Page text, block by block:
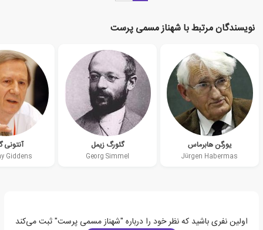
نویسندگان مرتبط با شهناز مسمی پرست
یورگن هابرماس
Jürgen Habermas
گئورگ زیمل
Georg Simmel
آنتونی
Giddens
اولین نفری باشید که نظر خود را درباره "شهناز مسمی پرست" ثبت می‌کند